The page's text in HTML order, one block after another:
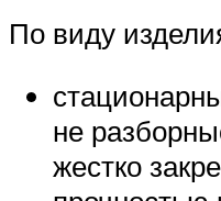
По виду
не
жестко